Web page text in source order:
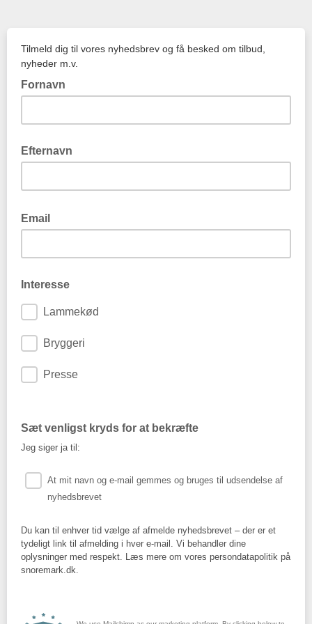
Tilmeld dig til vores nyhedsbrev og få besked om tilbud,
nyheder m.v.
Fornavn
Efternavn
Email
Interesse
Lammekød
Bryggeri
Presse
Sæt venligst kryds for at bekræfte
Jeg siger ja til:
At mit navn og e-mail gemmes og bruges til udsendelse af
nyhedsbrevet
Du kan til enhver tid vælge af afmelde nyhedsbrevet – der er et
tydeligt link til afmelding i hver e-mail. Vi behandler dine
oplysninger med respekt. Læs mere om vores persondatapolitik på
snoremark.dk.